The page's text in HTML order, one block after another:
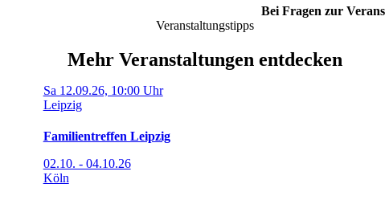
Bei Fragen zur
Veranstaltungstipps
Mehr Veranstaltungen entdecken
Sa 12.09.26, 10:00 Uhr
Leipzig
Familientreffen Leipzig
02.10. - 04.10.26
Köln